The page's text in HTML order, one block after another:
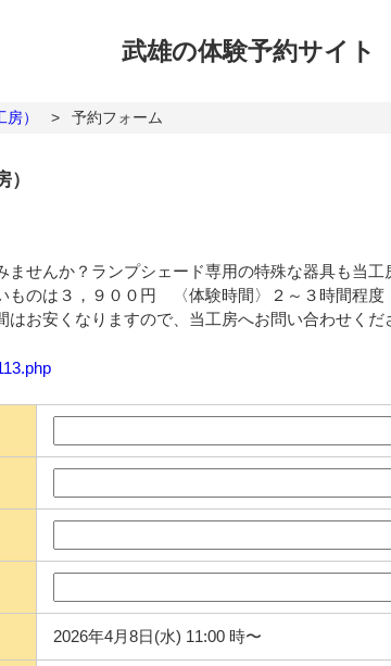
武雄の体験予約サイト
） > 予約フォーム
せんか？ランプシェード専用の特殊な器具も当
ものは３，９００円 〈体験時間〉２～３時間
はお安くなりますので、当工房へお問い合わせく
2026年4月8日(水) 11:00 時〜